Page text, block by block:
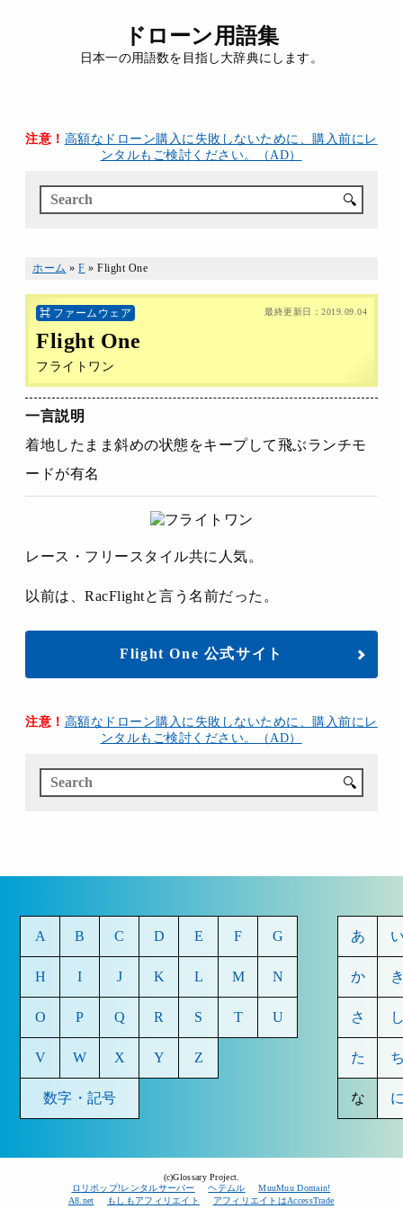
ドローン用語集
日本一の用語数を目指し大辞典にします。
注意！ 高額なドローン購入に失敗しないために、購入前にレ
ンタルもご検討ください。（AD）
🔍
ホーム » F » Flight One
ファームウェア 最終更新日： 2019.09.04
Flight One
フライトワン
一言説明
着地したまま斜めの状態をキープして飛ぶランチモ
ードが有名
レース・フリースタイル共に人気。
以前は、RacFlightと言う名前だった。
Flight One 公式サイト
注意！ 高額なドローン購入に失敗しないために、購入前にレ
ンタルもご検討ください。（AD）
🔍
A B C D E F G
H I J K L M N
O P Q R S T U
V W X Y Z
数字・記号
あ
か
さ
た
な
(c)Glossary Project.
ロリポップ!レンタルサーバー
ヘテムル
MuuMuu Domain!
A8.net
もしもアフィリエイト アフィリエイトはAccessTrade